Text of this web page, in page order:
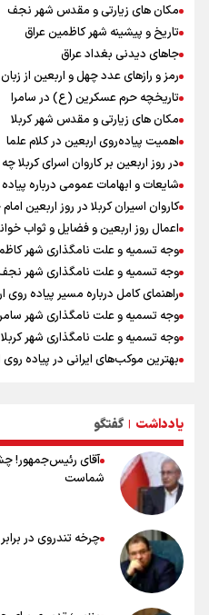
امیررضا غلامی، ملی پوش تکواندو :
بازی های آسیایی
کانادا دو مظنون تیراندازی در نزدیکی
رادین زینالی، ملی پوش تکواندو :
المپیک برسم
نصیری: امیدوارم با خوشرنگ‌ترین
حسینی در اردو به تیم انگیزه
داشته باشد
اردوی تیم ملی تکواندو
در ادامه سیاست جوان‌گرایی در
اضافه شدند
مکان های زیارتی و مقدس شهر نجف
تاریخ و پیشینه شهر کاظمین عراق
جاهای دیدنی بغداد عراق
رمز و رازهای عدد چهل و اربعین از
تاریخچه حرم عسکرین (ع) در سامرا
مکان های زیارتی و مقدس شهر کربلا
اهمیت پیاده‌روی اربعین در کلام علما
در روز اربعین بر کاروان اسرای
شایعات و ابهامات عمومی درباره پیاده
کاروان اسیران کربلا در روز اربعین
اعمال روز اربعین و فضایل و ثواب
وجه تسمیه و علت نامگذاری شهر
وجه تسمیه و علت نامگذاری شهر
راهنمای کامل درباره مسیر پیاده روی
وجه تسمیه و علت نامگذاری شهر
وجه تسمیه و علت نامگذاری شهر کربلا
بهترین موکب‌های ایرانی در پیاده روی
۲۰ نکته دوستانه درباره پیاده روی اربعین و عراقی ها
یادداشت | گفتگو
آقای رئیس‌جمهور!
شماست
چرخه تندروی در